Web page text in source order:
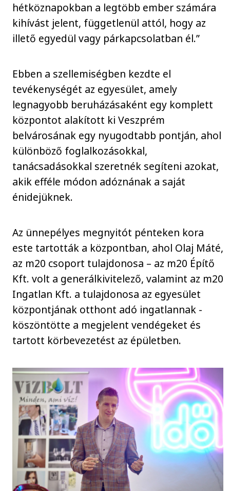
hétköznapokban a legtöbb ember számára
kihívást jelent, függetlenül attól, hogy az
illető egyedül vagy párkapcsolatban él.”
Ebben a szellemiségben kezdte el
tevékenységét az egyesület, amely
legnagyobb beruházásaként egy komplett
központot alakított ki Veszprém
belvárosának egy nyugodtabb pontján, ahol
különböző foglalkozásokkal,
tanácsadásokkal szeretnék segíteni azokat,
akik efféle módon adóznának a saját
énidejüknek.
Az ünnepélyes megnyitót pénteken kora
este tartották a központban, ahol Olaj Máté,
az m20 csoport tulajdonosa – az m20 Építő
Kft. volt a generálkivitelező, valamint az m20
Ingatlan Kft. a tulajdonosa az egyesület
központjának otthont adó ingatlannak -
köszöntötte a megjelent vendégeket és
tartott körbevezetést az épületben.